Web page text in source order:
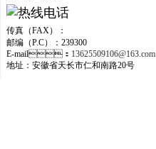
传真（FAX）：
邮编（P.C）：239300
E-mail： 13625509106@163.com
地址：安徽省天长市仁和南路20号